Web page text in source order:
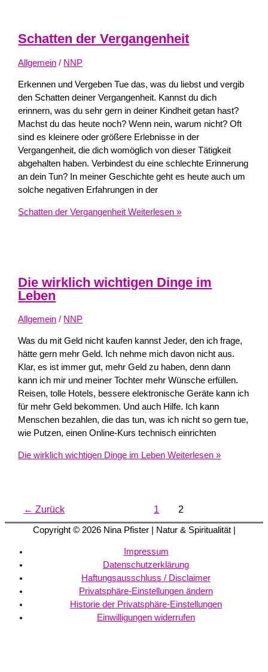
Schatten der Vergangenheit
Allgemein / NNP
Erkennen und Vergeben Tue das, was du liebst und vergib
den Schatten deiner Vergangenheit. Kannst du dich
erinnern, was du sehr gern in deiner Kindheit getan hast?
Machst du das heute noch? Wenn nein, warum nicht? Oft
sind es kleinere oder größere Erlebnisse in der
Vergangenheit, die dich womöglich von dieser Tätigkeit
abgehalten haben. Verbindest du eine schlechte Erinnerung
an dein Tun? In meiner Geschichte geht es heute auch um
solche negativen Erfahrungen in der
Schatten der Vergangenheit Weiterlesen »
Die wirklich wichtigen Dinge im
Leben
Allgemein / NNP
Was du mit Geld nicht kaufen kannst Jeder, den ich frage,
hätte gern mehr Geld. Ich nehme mich davon nicht aus.
Klar, es ist immer gut, mehr Geld zu haben, denn dann
kann ich mir und meiner Tochter mehr Wünsche erfüllen.
Reisen, tolle Hotels, bessere elektronische Geräte kann ich
für mehr Geld bekommen. Und auch Hilfe. Ich kann
Menschen bezahlen, die das tun, was ich nicht so gern tue,
wie Putzen, einen Online-Kurs technisch einrichten
Die wirklich wichtigen Dinge im Leben Weiterlesen »
← Zurück 1 2
Copyright © 2026 Nina Pfister| Natur & Spiritualität |
Impressum
Datenschutzerklärung
Haftungsausschluss / Disclaimer
Privatsphäre-Einstellungen ändern
Historie der Privatsphäre-Einstellungen
Einwilligungen widerrufen